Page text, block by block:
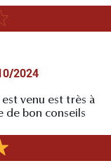
2024
venu est très à
de bon conseils